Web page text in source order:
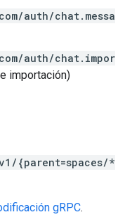
auth/chat.messa
auth/chat.impor
importación)
{parent=spaces/*
gRPC.